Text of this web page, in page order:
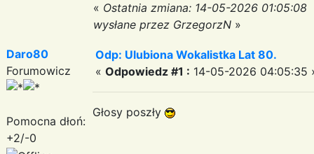
« Ostatnia zmiana: 14-05-2026 01:05:08
wysłane przez GrzegorzN »
Daro80
Forumowicz
Pomocna dłoń:
+2/-0
Odp: Ulubiona Wokalistka Lat 80.
« Odpowiedz #1 : 14-05-2026 04:05:35
Głosy poszły